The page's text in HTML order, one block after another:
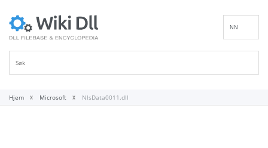
NN
Hjem Microsoft NlsData0011.dll